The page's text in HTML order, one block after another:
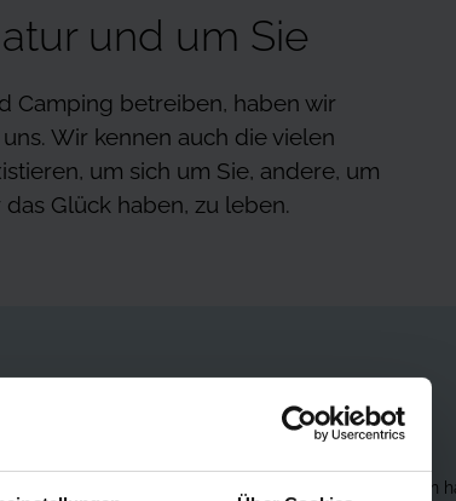
und um Sie
Camping betreiben, haben wir
Wir kennen auch die vielen
um sich um Sie, andere, um
Glück haben, zu leben.
Platz der nächstgelegene befindet. Defibrillatoren